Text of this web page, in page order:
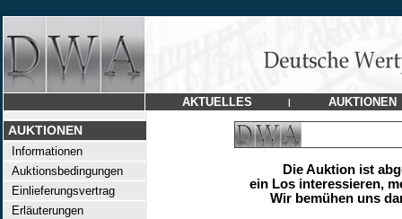
AKTUELLES | AUKTIONEN
AUKTIONEN
Informationen
Auktionsbedingungen
Einlieferungsvertrag
Erläuterungen
Die Auktion ist
ein Los interessieren,
Wir bemühen uns